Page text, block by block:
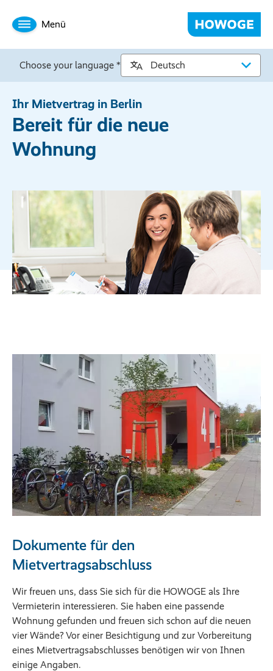
Menü
Choose your language *
Ihr Mietvertrag in Berlin
Bereit für die neue
Wohnung
Dokumente für den
Mietvertragsabschluss
Wir freuen uns, dass Sie sich für die HOWOGE als Ihre
Vermieterin interessieren. Sie haben eine passende
Wohnung gefunden und freuen sich schon auf die neuen
vier Wände? Vor einer Besichtigung und zur Vorbereitung
eines Mietvertragsabschlusses benötigen wir von Ihnen
einige Angaben.